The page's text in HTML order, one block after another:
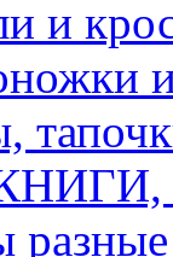
и
разные